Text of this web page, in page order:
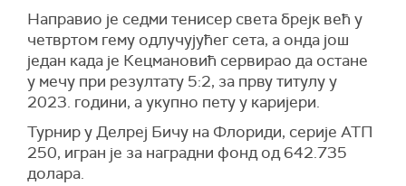
Направио је седми тенисер света брејк већ у
четвртом гему одлучујућег сета, а онда још
један када је Кецмановић сервирао да остане
у мечу при резултату 5:2, за прву титулу у
2023. години, а укупно пету у каријери.
Турнир у Делреј Бичу на Флориди, серије АТП
250, игран је за наградни фонд од 642.735
долара.